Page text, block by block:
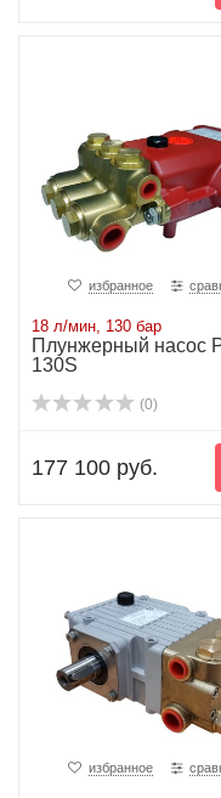
избранное
18 л/мин, 130 бар
Плунжерный насос
130S
(0)
177 100 руб.
избранное